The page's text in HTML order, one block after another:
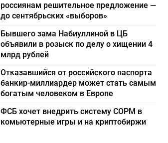
россиянам решительное предложение —
до сентябрьских «выборов»
Бывшего зама Набиуллиной в ЦБ
объявили в розыск по делу о хищении 4
млрд рублей
Отказавшийся от российского паспорта
банкир-миллиардер может стать самым
богатым человеком в Европе
ФСБ хочет внедрить систему СОРМ в
комьютерные игры и на криптобиржи